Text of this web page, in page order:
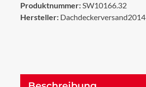
Produktnummer:SW10166.32
Hersteller: Dachdeckerversand2014